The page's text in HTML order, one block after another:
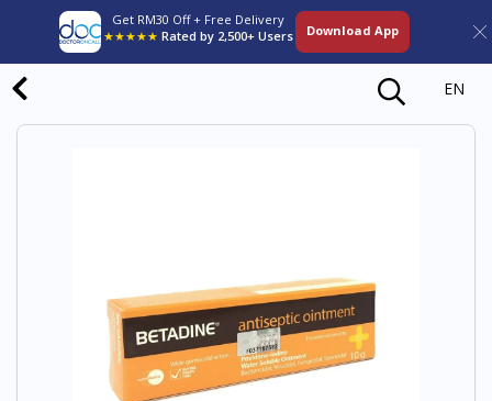
Get RM30 Off + Free Delivery
★★★★★ Rated by 2,500+ Users Download App
EN